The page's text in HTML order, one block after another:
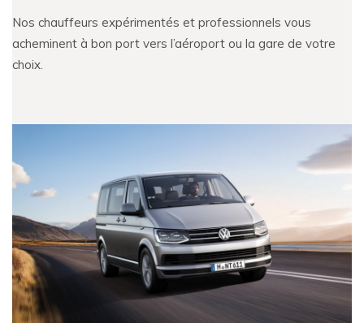
Nos chauffeurs expérimentés et professionnels vous
acheminent à bon port vers l’aéroport ou la gare de votre
choix.